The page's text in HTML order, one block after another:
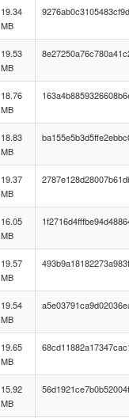
19.34
MB
19.53
MB
18.76
MB
18.83
MB
19.37
MB
16.05
MB
19.57
MB
19.54
MB
19.65
MB
15.92
MB